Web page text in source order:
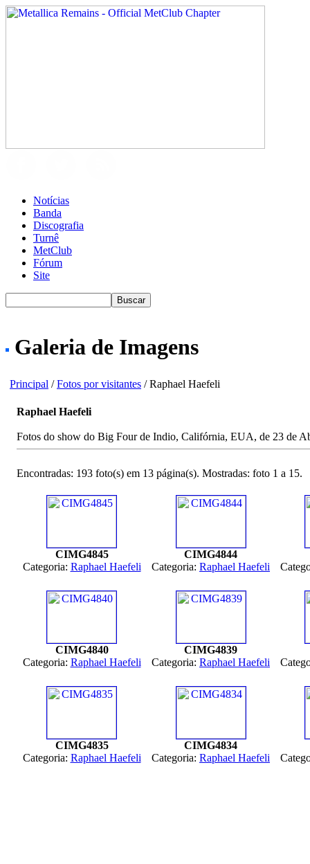
Notícias
Banda
Discografia
Turnê
MetClub
Fórum
Site
Galeria de Imagens
Principal /Fotos por visitantes / Raphael Haefeli
Raphael Haefeli
Fotos do show do Big Four de Indio, Califórnia, EUA, de 23 de
Encontradas: 193 foto(s) em 13 página(s). Mostradas: foto 1 a 15.
CIMG4845
Categoria: Raphael Haefeli
CIMG4844
Categoria: Raphael Haefeli
CIMG4840
Categoria: Raphael Haefeli
CIMG4839
Categoria: Raphael Haefeli
CIMG4835
Categoria: Raphael Haefeli
CIMG4834
Categoria: Raphael Haefeli